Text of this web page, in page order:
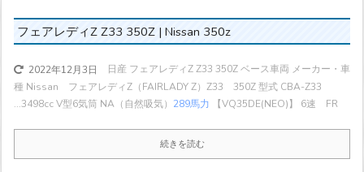
フェアレディZ Z33 350Z | Nissan 350z
2022年12月3日
日産 フェアレディZ Z33 350Z ベース車両 メーカー・車
種 Nissan フェアレディZ（FAIRLADY Z）Z33 350Z 型式 CBA-Z33
...3498cc V型6気筒 NA（自然吸気） 289馬力 【VQ35DE(NEO)】 6速 FR
続きを読む